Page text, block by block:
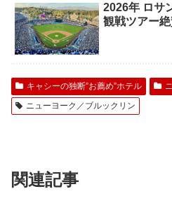
2026年 ロサ
観戦ツアー絶
キャシーの独断”お薦め”ホテル
ニューヨーク／ブルックリン
関連記事